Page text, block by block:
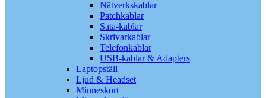
Nätverkskablar
Patchkablar
Sata-kablar
Skrivarkablar
Telefonkablar
USB-kablar & Adapters
Laptopställ
Ljud & Headset
Minneskort